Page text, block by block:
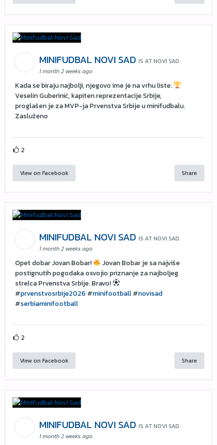
MINIFUDBAL NOVI SAD IS AT NOVI SAD.
1 month 2 weeks ago
Kada se biraju najbolji, njegovo ime je na vrhu liste.
Veselin Guberinić, kapiten reprezentacije Srbije,
proglašen je za MVP-ja Prvenstva Srbije u minifudbalu.
Zasluženo
2
View on Facebook Share
MINIFUDBAL NOVI SAD IS AT NOVI SAD.
1 month 2 weeks ago
Opet dobar Jovan Bobar!
Jovan Bobar je sa najviše
postignutih pogodaka osvojio priznanje za najboljeg
strelca Prvenstva Srbije. Bravo!
#prvenstvosrbije2026 #minifootball#novisad
#serbiaminifootball
2
View on Facebook Share
MINIFUDBAL NOVI SAD IS AT NOVI SAD.
1 month 2 weeks ago